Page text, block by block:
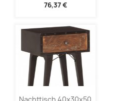
76,37 €
Nachttisch 40x30x50